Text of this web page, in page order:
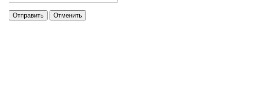
Отправить Отменить